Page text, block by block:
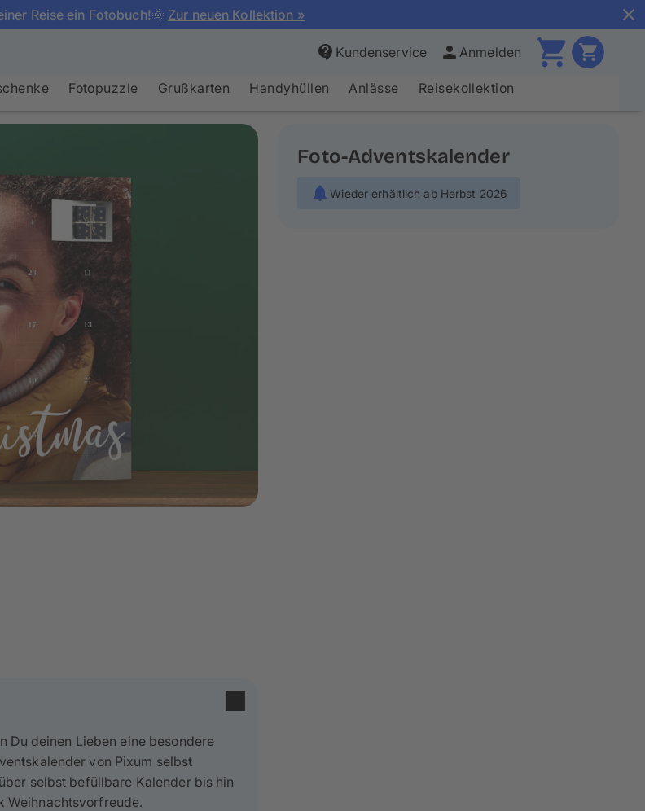
Reise ein Fotobuch!🌞 Zur neuen Kollektion »
Kundenservice Anmelden
Fotopuzzle Grußkarten Handyhüllen Anlässe Reisekollektion
Foto-Adventskalender
Wieder erhältlich ab Herbst 2026
Du deinen Lieben eine besondere
von Pixum selbst
selbst befüllbare Kalender bis hin
Weihnachtsvorfreude.